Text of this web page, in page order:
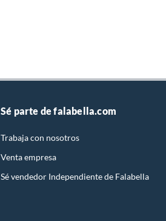
Sé parte de falabella.com
Trabaja con nosotros
Venta empresa
Sé vendedor Independiente de Falabella